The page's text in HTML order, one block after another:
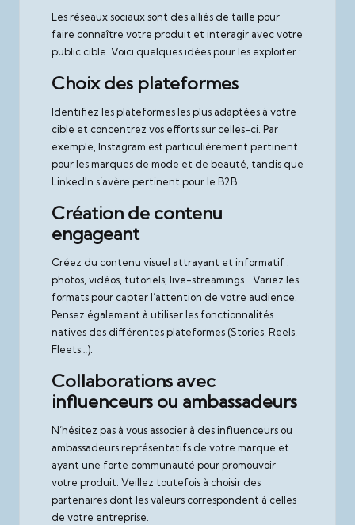
Les réseaux sociaux sont des alliés de taille pour
faire connaître votre produit et interagir avec votre
public cible. Voici quelques idées pour les exploiter :
Choix des plateformes
Identifiez les plateformes les plus adaptées à votre
cible et concentrez vos efforts sur celles-ci. Par
exemple, Instagram est particulièrement pertinent
pour les marques de mode et de beauté, tandis que
LinkedIn s’avère pertinent pour le B2B.
Création de contenu
engageant
Créez du contenu visuel attrayant et informatif :
photos, vidéos, tutoriels, live-streamings… Variez les
formats pour capter l’attention de votre audience.
Pensez également à utiliser les fonctionnalités
natives des différentes plateformes (Stories, Reels,
Fleets…).
Collaborations avec
influenceurs ou ambassadeurs
N’hésitez pas à vous associer à des influenceurs ou
ambassadeurs représentatifs de votre marque et
ayant une forte communauté pour promouvoir
votre produit. Veillez toutefois à choisir des
partenaires dont les valeurs correspondent à celles
de votre entreprise.